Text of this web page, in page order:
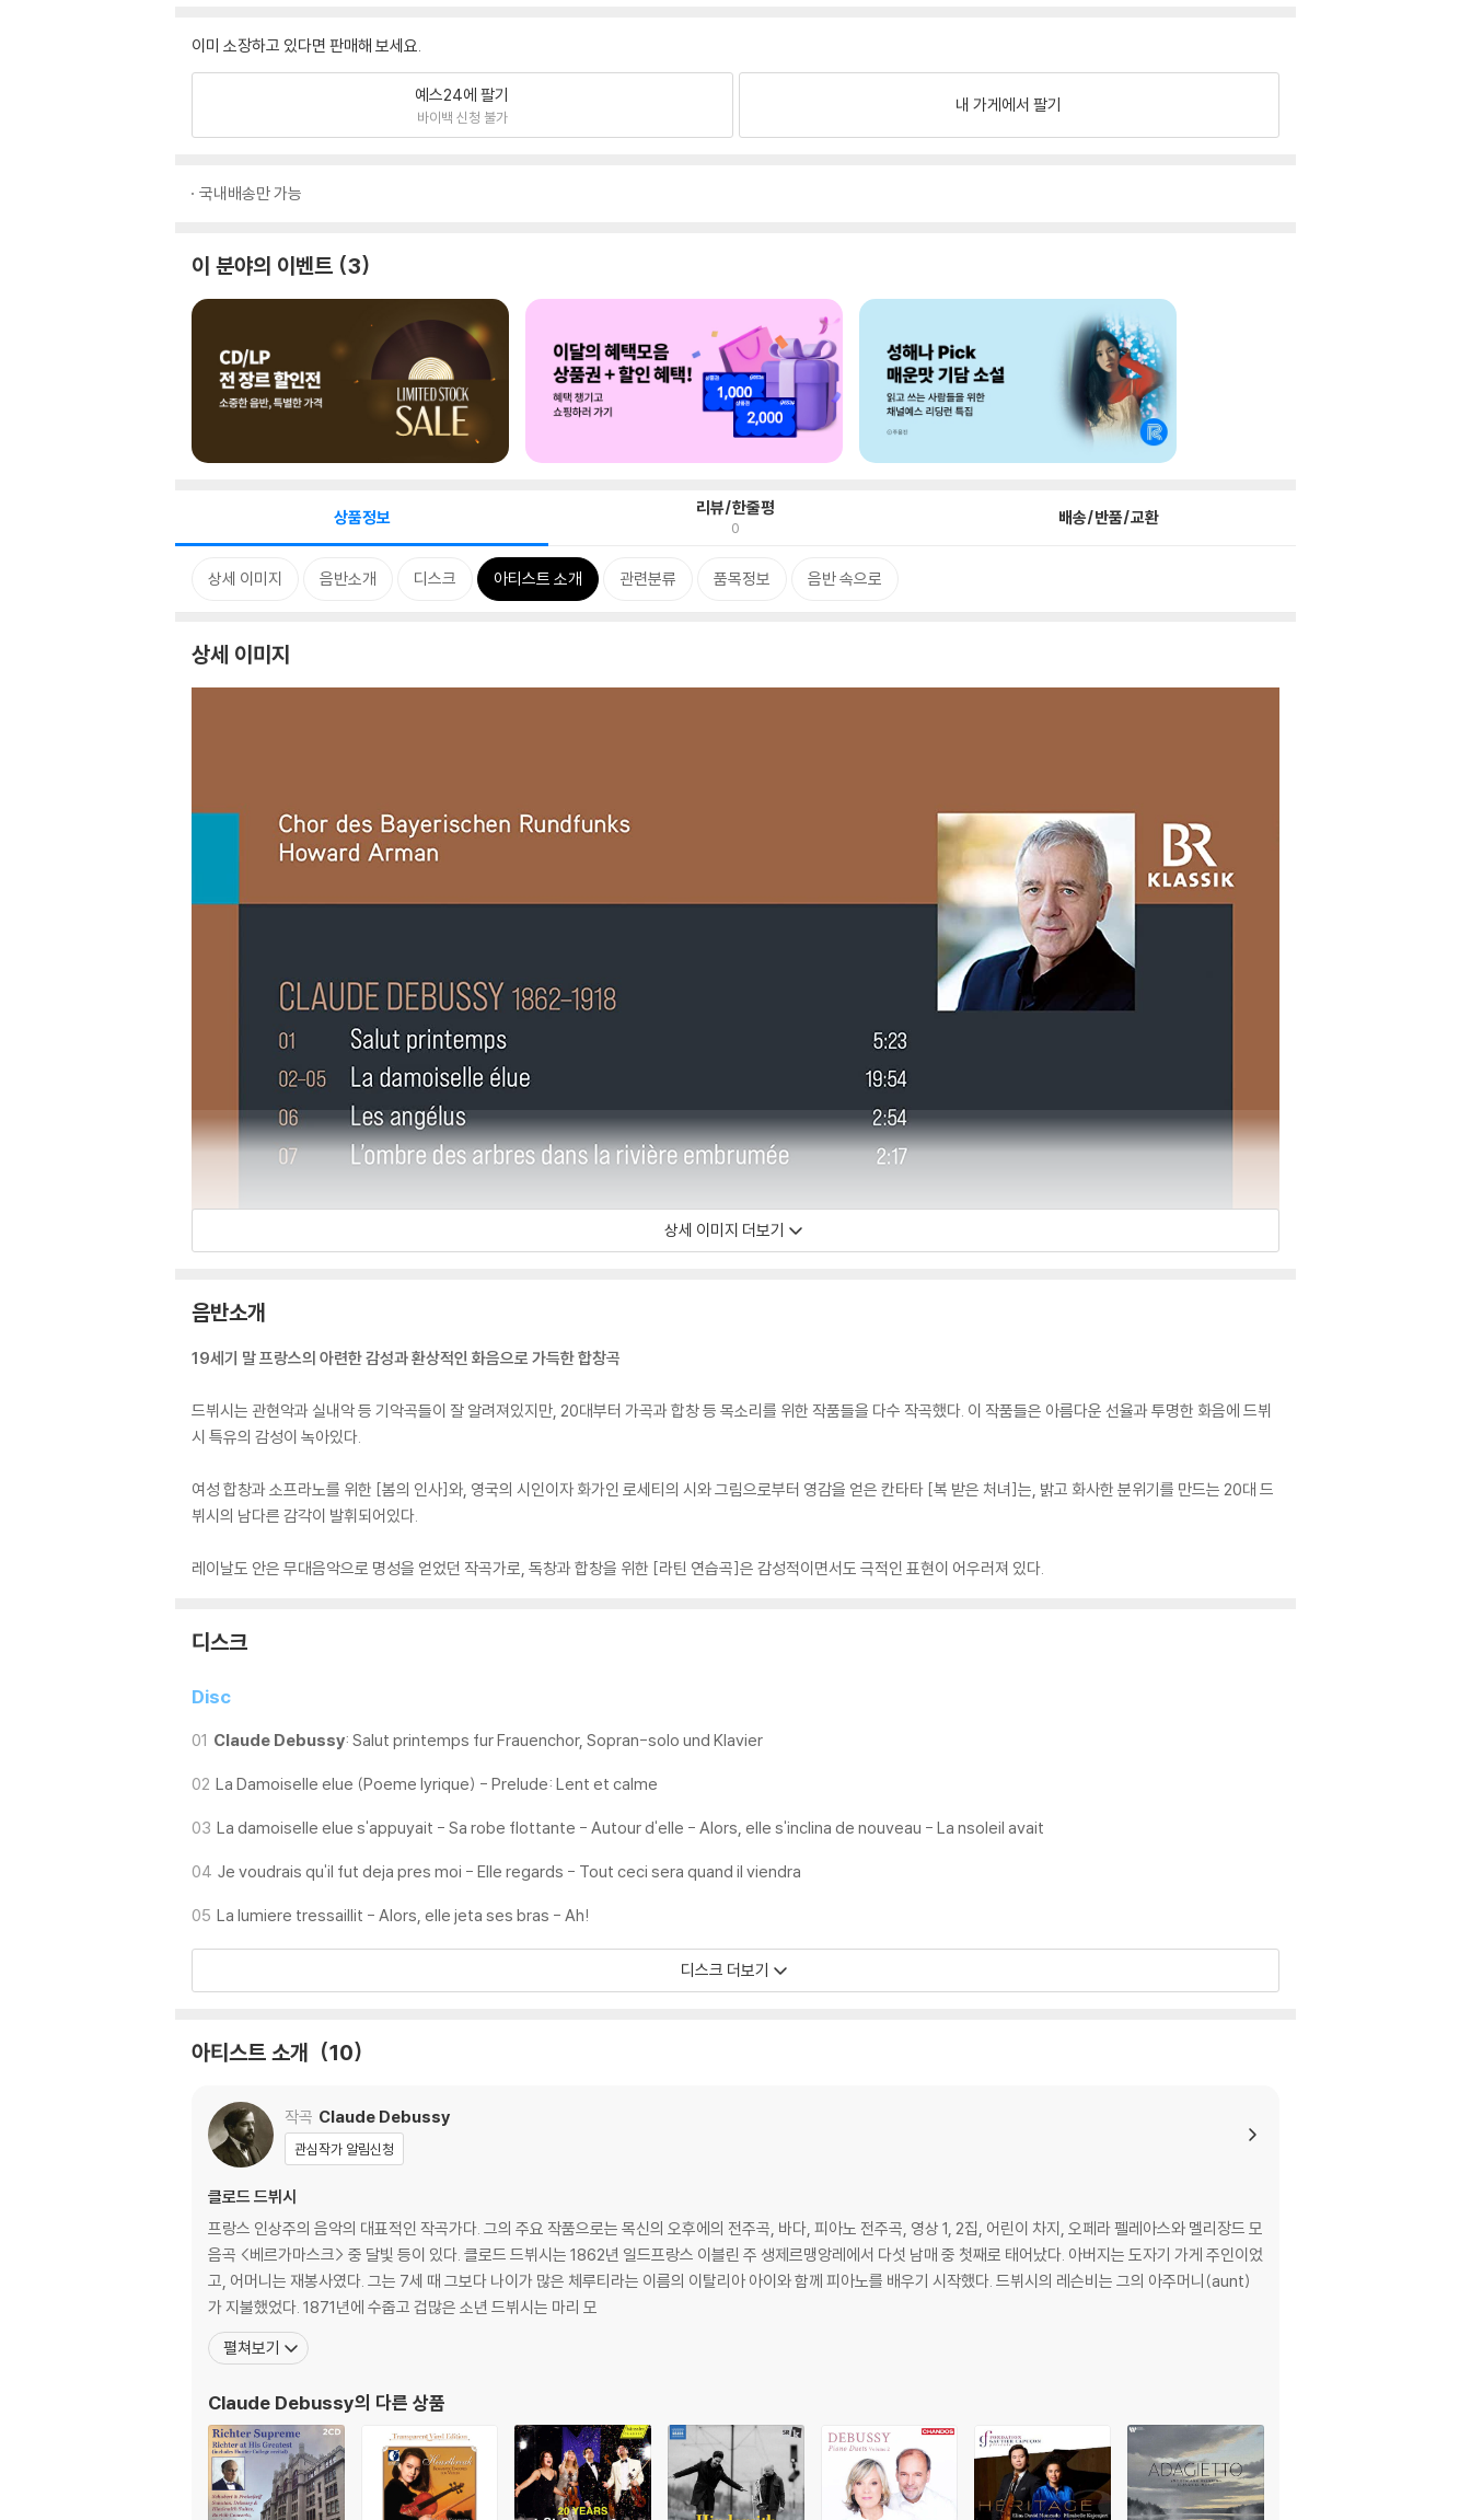
이미 소장하고 있다면 판매해 보세요.
예스24에 팔기
바이백 신청 불가
내 가게에서 팔기
국내배송만 가능
이 분야의 이벤트 3
상품정보 리뷰/한줄평
0 배송/반품/교환
상세 이미지 음반소개 디스크 아티스트 소개 관련분류 품목정보 음반 속으로
상세 이미지
상세 이미지 더보기
음반소개
19세기 말 프랑스의 아련한 감성과 환상적인 화음으로 가득한 합창곡
드뷔시는 관현악과 실내악 등 기악곡들이 잘 알려져있지만, 20대부터 가곡과 합창 등 목소리를 위한 작품들을 다수 작곡했다. 이 작품들은 아름다운 선율과 투명한 화음에 드뷔
시 특유의 감성이 녹아있다.
여성 합창과 소프라노를 위한 [봄의 인사]와, 영국의 시인이자 화가인 로세티의 시와 그림으로부터 영감을 얻은 칸타타 [복 받은 처녀]는, 밝고 화사한 분위기를 만드는 20대 드
뷔시의 남다른 감각이 발휘되어있다.
레이날도 안은 무대음악으로 명성을 얻었던 작곡가로, 독창과 합창을 위한 [라틴 연습곡]은 감성적이면서도 극적인 표현이 어우러져 있다.
디스크
Disc
01 Claude Debussy: Salut printemps fur Frauenchor, Sopran-solo und Klavier
02 La Damoiselle elue (Poeme lyrique) - Prelude: Lent et calme
03 La damoiselle elue s'appuyait - Sa robe flottante - Autour d'elle - Alors, elle s'inclina de nouveau - La nsoleil avait
04 Je voudrais qu'il fut deja pres moi - Elle regards - Tout ceci sera quand il viendra
05 La lumiere tressaillit - Alors, elle jeta ses bras - Ah!
디스크 더보기
아티스트 소개 10
작곡 Claude Debussy
관심작가 알림신청
클로드 드뷔시
프랑스 인상주의 음악의 대표적인 작곡가다. 그의 주요 작품으로는 목신의 오후에의 전주곡, 바다, 피아노 전주곡, 영상 1, 2집, 어린이 차지, 오페라 펠레아스와 멜리장드 모
음곡 <베르가마스크> 중 달빛 등이 있다. 클로드 드뷔시는 1862년 일드프랑스 이블린 주 생제르맹앙레에서 다섯 남매 중 첫째로 태어났다. 아버지는 도자기 가게 주인이었
고, 어머니는 재봉사였다. 그는 7세 때 그보다 나이가 많은 체루티라는 이름의 이탈리아 아이와 함께 피아노를 배우기 시작했다. 드뷔시의 레슨비는 그의 아주머니(aunt)
가 지불했었다. 1871년에 수줍고 겁많은 소년 드뷔시는 마리 모
펼쳐보기
Claude Debussy의 다른 상품